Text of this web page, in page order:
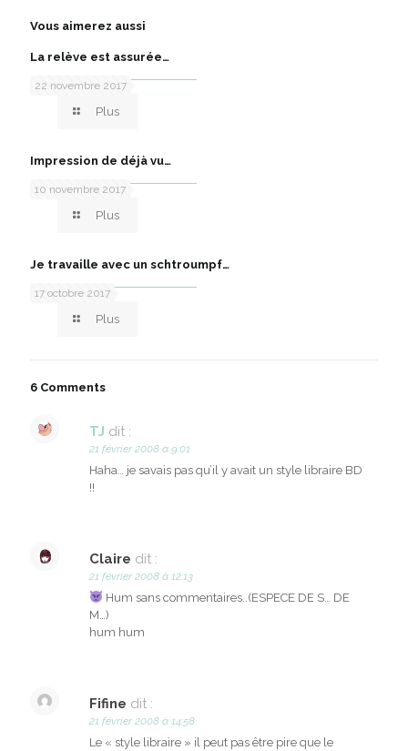
Vous aimerez aussi
22 novembre 2017
La relève est assurée…
Plus
10 novembre 2017
Impression de déjà vu…
Plus
17 octobre 2017
Je travaille avec un schtroumpf…
Plus
6 Comments
TJ dit :
21 février 2008 à 9:01
Haha… je savais pas qu’il y avait un style libraire BD
!!
Claire dit :
21 février 2008 à 12:13
Hum sans commentaires..(ESPECE DE S… DE
M…)
hum hum
Fifine dit :
21 février 2008 à 14:58
Le « style libraire » il peut pas être pire que le